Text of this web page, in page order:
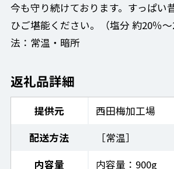
今も守り続けております。すっぱい
ひご堪能ください。（塩分 約20％
法：常温・暗所
返礼品詳細
提供元
西田梅加工場
配送方法
［常温］
内容量
内容量：900g